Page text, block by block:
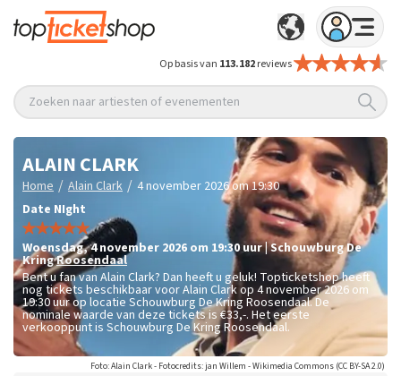
Op basis van 113.182reviews
Zoeken naar artiesten of evenementen
ALAIN CLARK
Home / Alain Clark / 4 november 2026 om 19:30
Date NIght
woensdag,4 november 2026 om 19:30uur|Schouwburg De
KringRoosendaal
Bent u fan van Alain Clark? Dan heeft u geluk! Topticketshop heeft
nog tickets beschikbaar voor Alain Clark op 4 november 2026 om
19:30 uur op locatie Schouwburg De Kring Roosendaal. De
nominale waarde van deze tickets is€33,-. Het eerste
verkooppunt is Schouwburg De Kring Roosendaal.
Foto: Alain Clark - Fotocredits: jan Willem - Wikimedia Commons (CC BY-SA 2.0)